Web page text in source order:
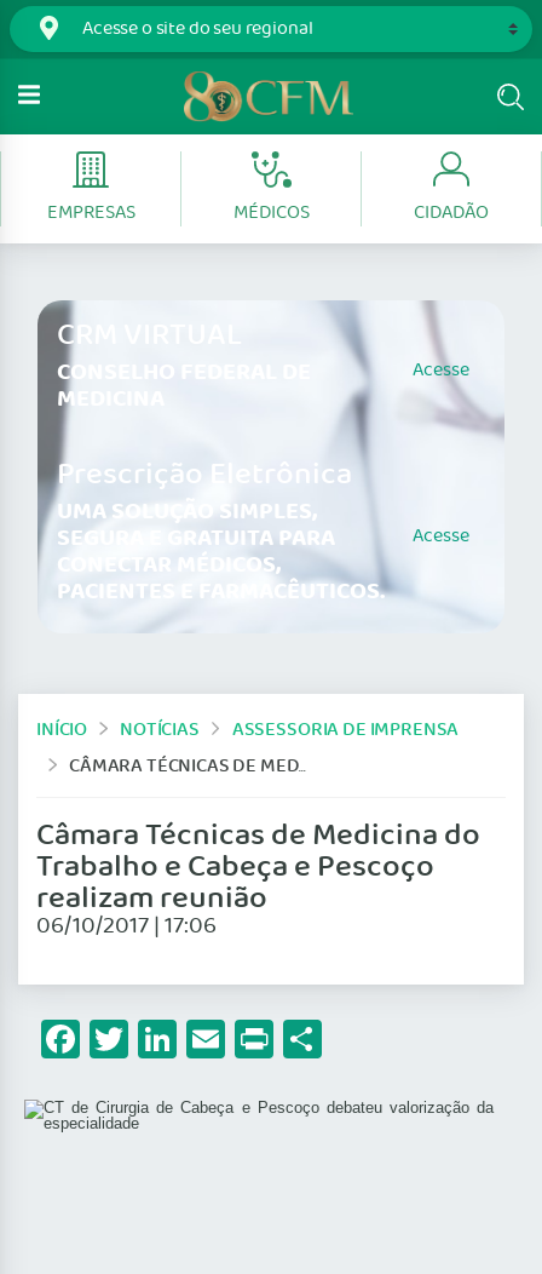
EMPRESAS MÉDICOS CIDADÃO
CRM VIRTUAL
CONSELHO FEDERAL DE
MEDICINA
Acesse
Prescrição Eletrônica
UMA SOLUÇÃO SIMPLES,
SEGURA E GRATUITA PARA
CONECTAR MÉDICOS,
PACIENTES E FARMACÊUTICOS.
Acesse
INÍCIO NOTÍCIAS
ASSESSORIA DE IMPRENSA
CÂMARA TÉCNICAS DE MEDICINA DO TRABALHO E CABEÇA E PESCOÇO REALIZAM REUNIÃO
Câmara Técnicas de Medicina do
Trabalho e Cabeça e Pescoço
realizam reunião
06/10/2017 | 17:06
Facebook
Twitter
LinkedIn
Email
Print